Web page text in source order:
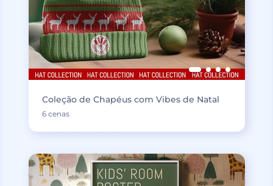
Coleção de Chapéus com Vibes de Natal
6 cenas